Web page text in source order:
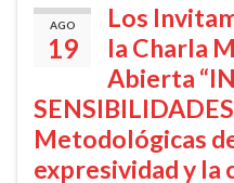
AGO
19
Los
la Charla
Abierta
Metodológicas
expresividad y la